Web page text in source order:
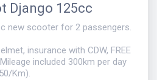
Django 125cc
new scooter for 2 passengers.
insurance with CDW, FREE
included 300km per day
Km).